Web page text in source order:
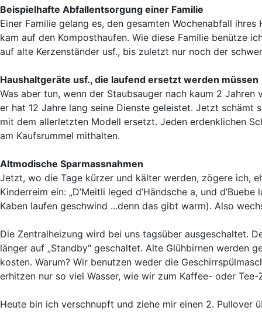
Beispielhafte Abfallentsorgung einer Familie
Einer Familie gelang es, den gesamten Wochenabfall
kam auf den Komposthaufen. Wie diese Familie benütze
auf alte Kerzenständer usf., bis zuletzt nur noch der
Haushaltgeräte usf., die laufend ersetzt werden müssen
Was aber tun, wenn der Staubsauger nach kaum 2
er hat 12 Jahre lang seine Dienste geleistet. Jetzt
mit dem allerletzten Modell ersetzt. Jeden erdenklichen
am Kaufsrummel mithalten.
Altmodische Sparmassnahmen
Jetzt, wo die Tage kürzer und kälter werden, zögere ich,
Kinderreim ein: „D’Meitli leged d’Händsche a, und
Kaben laufen geschwind ...denn das gibt warm). Also
Die Zentralheizung wird bei uns tagsüber ausgeschaltet.
länger auf „Standby“ geschaltet. Alte Glühbirnen werden
kosten. Warum? Wir benutzen weder die
erhitzen nur so viel Wasser, wie wir zum Kaffee- oder
Heute bin ich verschnupft und ziehe mir einen 2. Pullover